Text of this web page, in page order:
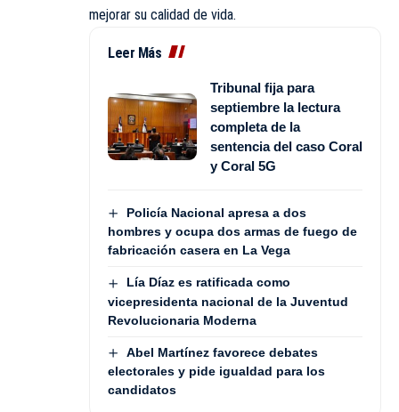
mejorar su calidad de vida.
Leer Más
Tribunal fija para
septiembre la lectura
completa de la
sentencia del caso Coral
y Coral 5G
Policía Nacional apresa a dos
hombres y ocupa dos armas de fuego de
fabricación casera en La Vega
Lía Díaz es ratificada como
vicepresidenta nacional de la Juventud
Revolucionaria Moderna
Abel Martínez favorece debates
electorales y pide igualdad para los
candidatos